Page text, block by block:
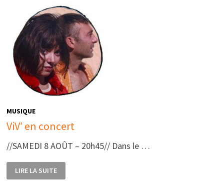
MUSIQUE
ViV’ en concert
//SAMEDI 8 AOÛT – 20h45// Dans le …
VIV’
EN
CONCERT
LIRE LA SUITE